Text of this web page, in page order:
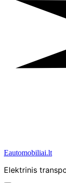
Eautomobiliai.lt
Elektrinis